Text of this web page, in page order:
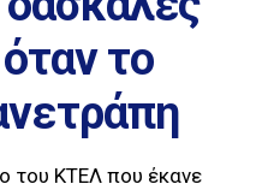
το
του ΚΤΕΛ που έκανε